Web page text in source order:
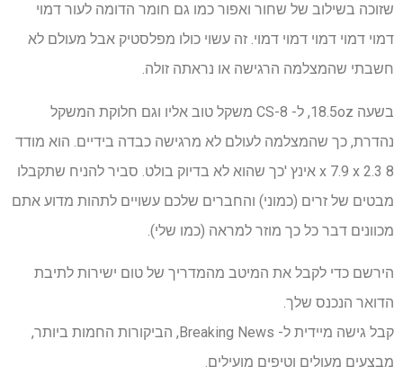
שזוכה בשילוב של שחור ואפור כמו גם חומר הדומה לעור דמוי
דמוי דמוי דמוי דמוי דמוי. זה עשוי כולו מפלסטיק אבל מעולם לא
חשבתי שהמצלמה הרגישה או נראתה זולה.
בשעה 18.5oz, ל- CS-8 משקל טוב אליו וגם חלוקת המשקל
נהדרת, כך שהמצלמה לעולם לא מרגישה כבדה בידיים. הוא מודד
8 x 7.9 x 2.3 אינץ 'כך שהוא לא בדיוק בולט. סביר להניח שתקבלו
מבטים של זרים (כמוני) והחברים שלכם עשויים לתהות מדוע אתם
מכוונים דבר כל כך מוזר למראה (כמו שלי).
הירשם כדי לקבל את המיטב מהמדריך של טום ישירות לתיבת
הדואר הנכנס שלך.
קבל גישה מיידית ל- Breaking News, הביקורות החמות ביותר,
מבצעים מעולים וטיפים מועילים.